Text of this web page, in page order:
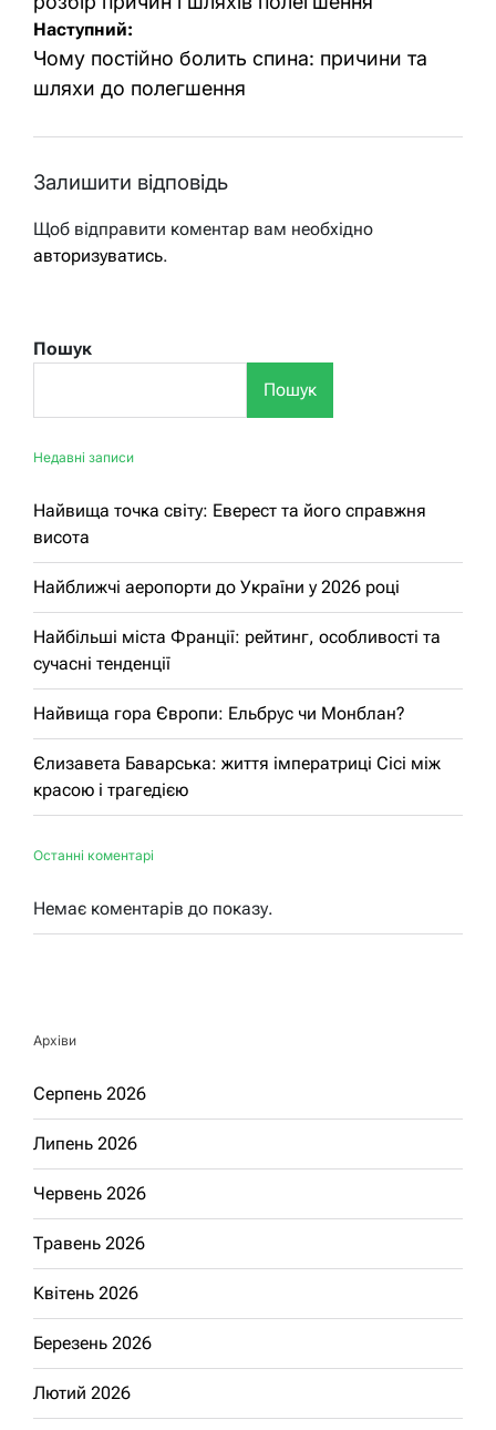
Наступний:
Чому постійно болить спина: причини та
шляхи до полегшення
Залишити відповідь
Щоб відправити коментар вам необхідно
авторизуватись.
Пошук
Пошук
Недавні записи
Найвища точка світу: Еверест та його справжня
висота
Найближчі аеропорти до України у 2026 році
Найбільші міста Франції: рейтинг, особливості та
сучасні тенденції
Найвища гора Європи: Ельбрус чи Монблан?
Єлизавета Баварська: життя імператриці Сісі між
красою і трагедією
Останні коментарі
Немає коментарів до показу.
Архіви
Серпень 2026
Липень 2026
Червень 2026
Травень 2026
Квітень 2026
Березень 2026
Лютий 2026